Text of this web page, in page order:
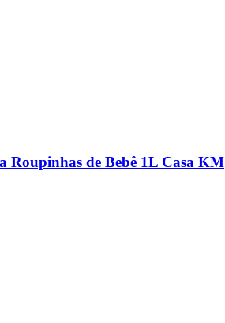
Roupinhas de Bebê 1L Casa KM